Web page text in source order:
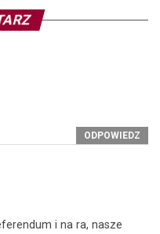
ODPOWIEDZ
i na ra, nasze